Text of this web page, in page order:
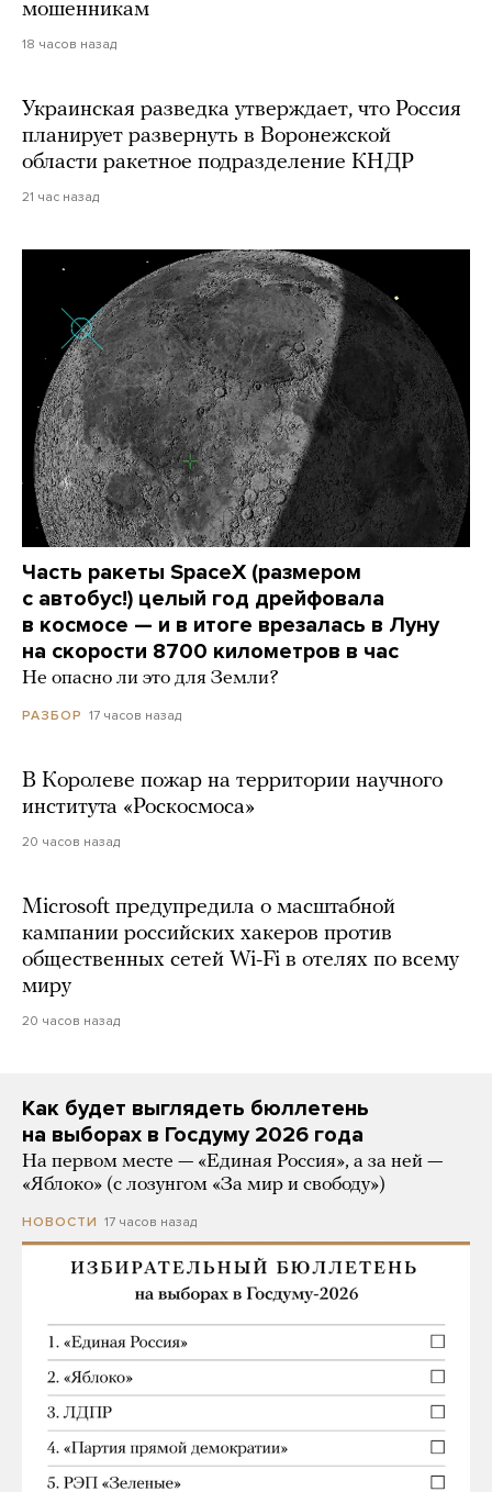
мошенникам
18 часов назад
Украинская разведка утверждает, что Россия
планирует развернуть в Воронежской
области ракетное подразделение КНДР
21 час назад
Часть ракеты SpaceX (размером
с автобус!) целый год дрейфовала
в космосе — и в итоге врезалась в Луну
на скорости 8700 километров в час
Не опасно ли это для Земли?
РАЗБОР 17 часов назад
В Королеве пожар на территории научного
института «Роскосмоса»
20 часов назад
Microsoft предупредила о масштабной
кампании российских хакеров против
общественных сетей Wi-Fi в отелях по всему
миру
20 часов назад
Как будет выглядеть бюллетень
на выборах в Госдуму 2026 года
На первом месте — «Единая Россия», а за ней —
«Яблоко» (с лозунгом «За мир и свободу»)
НОВОСТИ 17 часов назад